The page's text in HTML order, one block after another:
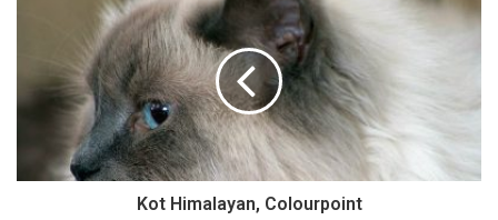
Kot Himalayan, Colourpoint